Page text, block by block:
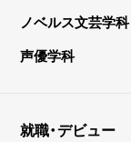
ノベルス文芸学科
声優学科
就職・デビュー